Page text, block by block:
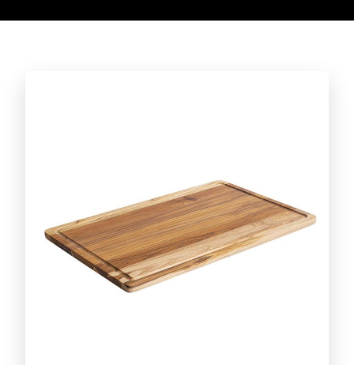
Conheça a linha completa!
Conheça a linha completa!
CORTAR E SERVIR
Conheça a linha completa!